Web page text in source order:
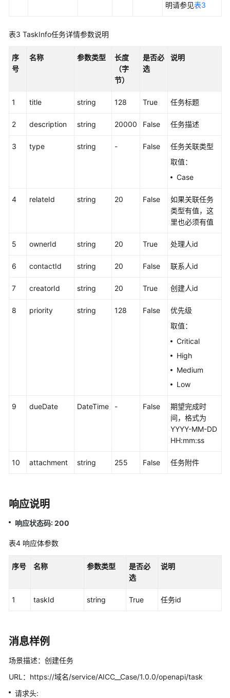
口
考
概
叫
类
移
双
通
成
机
听
线
席）
集
联
邦
用
管
明请参见表3
表3 TaskInfo任务详情参数说明
序
号
名称 参数类型
长度
（字
节）
是否必
选
说明
1 title string 128 True 任务标题
2 description string 20000 False 任务描述
3 type string - False
任务关联类型
取值：
Case
4 relateId string 20 False
如果关联任务
类型有值，这
里也必须有值
5 ownerId string 20 True 处理人id
6 contactId string 20 False 联系人id
7 creatorId string 20 True 创建人id
8 priority string 128 False
优先级
取值：
Critical
High
Medium
Low
9 dueDate DateTime - False
期望完成时
间，格式为
YYYY-MM-DD
HH:mm:ss
10 attachment string 255 False 任务附件
响应说明
响应状态码: 200
表4 响应体参数
序号 名称 参数类型
是否必
选
说明
1 taskId string True 任务id
消息样例
场景描述：创建任务
URL：https://域名/service/AICC__Case/1.0.0/openapi/task
请求头: